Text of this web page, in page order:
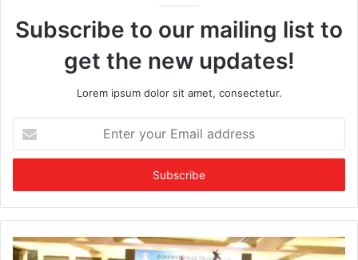
Subscribe to our mailing list to
get the new updates!
Lorem ipsum dolor sit amet, consectetur.
t
r
y
u